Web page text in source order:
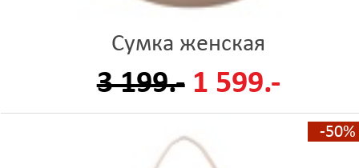
Сумка женская
3 199.- 1 599.-
-50%